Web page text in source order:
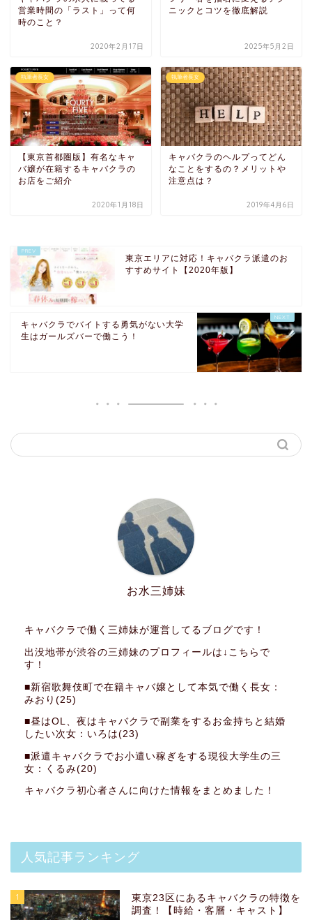
営業時間の「ラスト」って何
時のこと？
2020年2月17日
ニックとコツを徹底解説
2025年5月2日
執筆者長女
【東京首都圏版】有名なキャ
バ嬢が在籍するキャバクラの
お店をご紹介
2020年1月18日
執筆者長女
キャバクラのヘルプってどん
なことをするの？メリットや
注意点は？
2019年4月6日
東京エリアに対応！キャバクラ派遣のお
すすめサイト【2020年版】
キャバクラでバイトする勇気がない大学
生はガールズバーで働こう！
お水三姉妹
キャバクラで働く三姉妹が運営してるブログです！
出没地帯が渋谷の三姉妹のプロフィールは↓こちらで
す！
■新宿歌舞伎町で在籍キャバ嬢として本気で働く長女：
みおり(25)
■昼はOL、夜はキャバクラで副業をするお金持ちと結婚
したい次女：いろは(23)
■派遣キャバクラでお小遣い稼ぎをする現役大学生の三
女：くるみ(20)
キャバクラ初心者さんに向けた情報をまとめました！
人気記事ランキング
1
東京23区にあるキャバクラの特徴を
調査！【時給・客層・キャスト】